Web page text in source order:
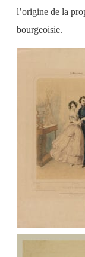
l’origine de la
bourgeoisie.